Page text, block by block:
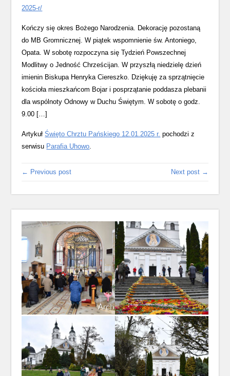
2025-r/
Kończy się okres Bożego Narodzenia. Dekorację pozostaną
do MB Gromnicznej. W piątek wspomnienie św. Antoniego,
Opata. W sobotę rozpoczyna się Tydzień Powszechnej
Modlitwy o Jedność Chrześcijan. W przyszłą niedzielę dzień
imienin Biskupa Henryka Ciereszko. Dziękuję za sprzątnięcie
kościoła mieszkańcom Bojar i posprzątanie poddasza plebanii
dla wspólnoty Odnowy w Duchu Świętym. W sobotę o godz.
9.00 […]
ArtykułŚwięto Chrztu Pańskiego 12.01.2025 r. pochodzi z
serwisu Parafia Uhowo.
← Previous post Next post →